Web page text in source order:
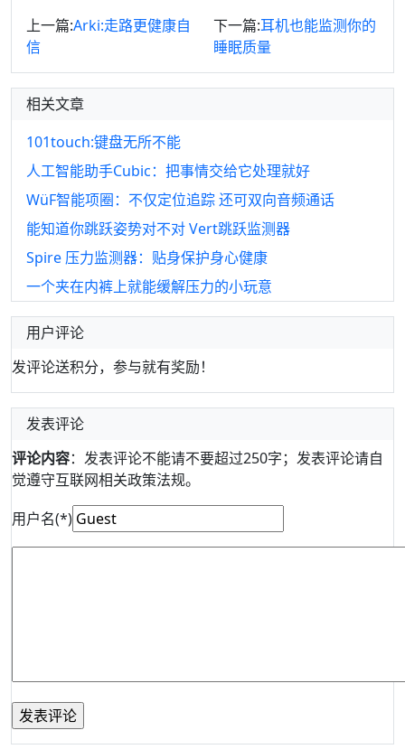
上一篇:Arki:走路更健康自
信
下一篇:耳机也能监测你的
睡眠质量
相关文章
101touch:键盘无所不能
人工智能助手Cubic：把事情交给它处理就好
WüF智能项圈：不仅定位追踪 还可双向音频通话
能知道你跳跃姿势对不对 Vert跳跃监测器
Spire 压力监测器：贴身保护身心健康
一个夹在内裤上就能缓解压力的小玩意
用户评论
发评论送积分，参与就有奖励！
发表评论
评论内容：发表评论不能请不要超过250字；发表评论请自
觉遵守互联网相关政策法规。
用户名(*)